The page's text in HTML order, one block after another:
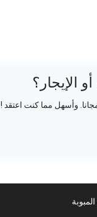
الإيجار؟
وأسهل مما كنت اعتقد !